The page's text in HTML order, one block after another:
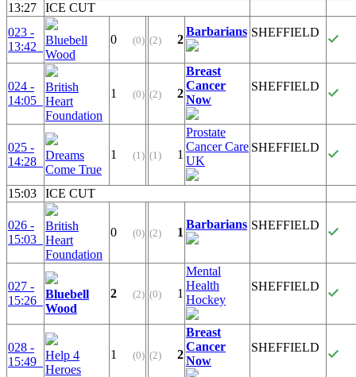
13:27
ICE CUT
023 -
13:42
Bluebell
Wood
0 (0) (2) 2
Barbarians SHEFFIELD
024 -
14:05
British
Heart
Foundation
1 (0) (2) 2
Breast
Cancer
Now
SHEFFIELD
025 -
14:28
Dreams
Come True
1 (1) (1) 1
Prostate
Cancer Care
UK
SHEFFIELD
15:03 ICE CUT
026 -
15:03
British
Heart
Foundation
0 (0) (2) 1
Barbarians SHEFFIELD
027 -
15:26
Bluebell
Wood
2 (2) (0) 1
Mental
Health
Hockey
SHEFFIELD
028 -
15:49
Help 4
Heroes
1 (0) (2) 2
Breast
Cancer
Now
SHEFFIELD